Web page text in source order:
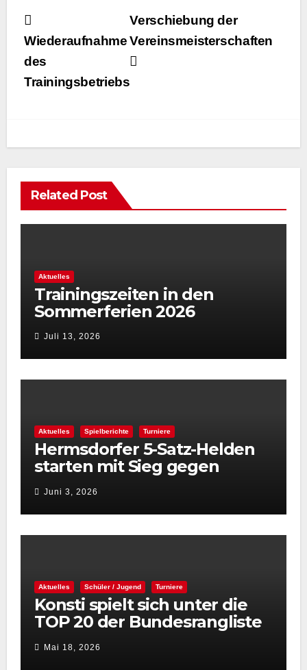
Beitragsnavigation
Verschiebung der
Vereinsmeisterschaften
Wiederaufnahme
des
Trainingsbetriebs
Related Post
Aktuelles
Trainingszeiten in den
Sommerferien 2026
Juli 13, 2026
Aktuelles Spielberichte Turniere
Hermsdorfer 5-Satz-Helden
starten mit Sieg gegen
Spintastics in den STC 2026
Juni 3, 2026
Aktuelles Schüler / Jugend Turniere
Konsti spielt sich unter die
TOP 20 der Bundesrangliste
👏Mai 18, 2026